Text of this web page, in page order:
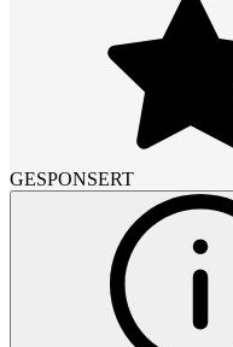
GESPONSERT